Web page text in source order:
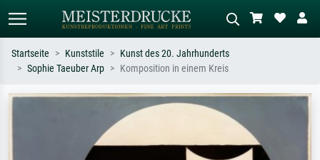
Suchen Sie nach Künstlern, Werktiteln
oder Stilen – z.B. Monet,
Sternennacht, Impressionismus, Welle
Hokusai, Akt.
Beschreiben Sie die Szene – z.B. Grüne
Wiese, Abstrakt mit viel Rot, Dunkles
Ölgemälde, Stehender Akt neben einem
Baum.
Startseite Kunststile
Kunst des 20. Jahrhunderts
Sophie Taeuber Arp
Komposition in einem Kreis